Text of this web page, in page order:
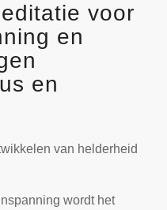
voor
en
en
van helderheid
wordt het